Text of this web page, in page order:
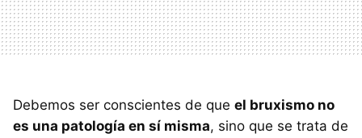
Debemos ser conscientes de que el bruxismo no
es una patología en sí misma, sino que se trata de